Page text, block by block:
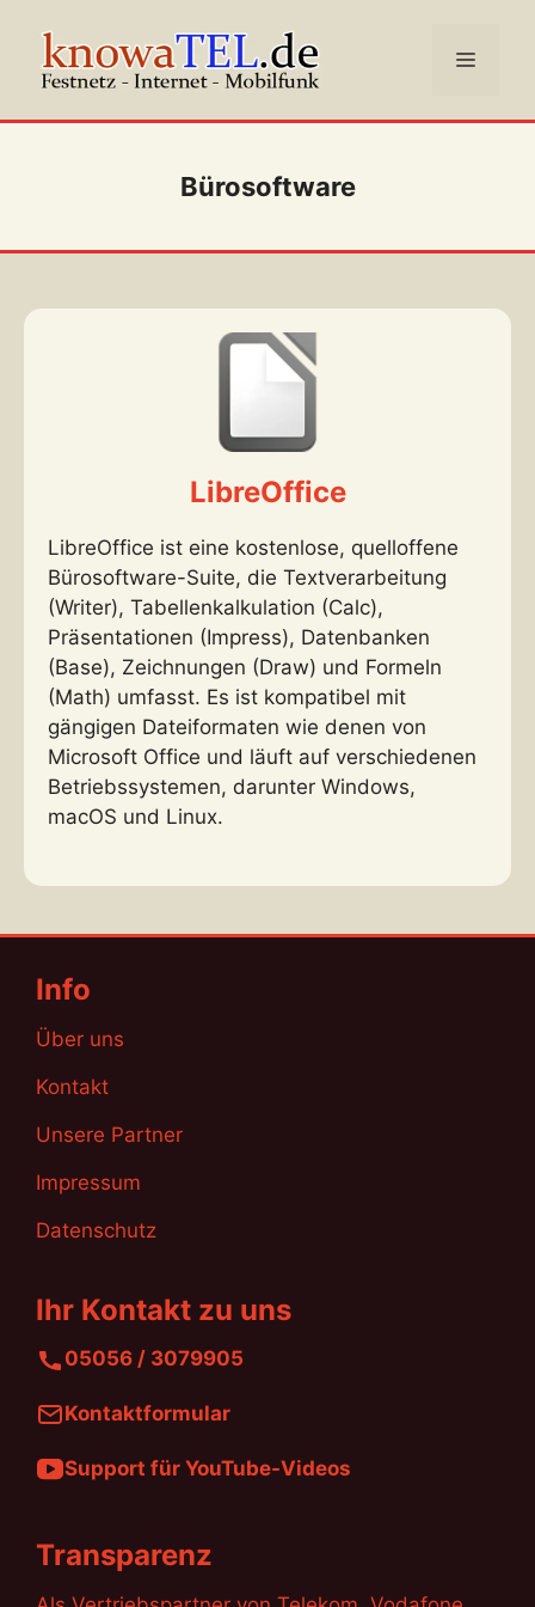
Inhalt
springen
Menü
Bürosoftware
LibreOffice
LibreOffice ist eine kostenlose, quelloffene
Bürosoftware-Suite, die Textverarbeitung
(Writer), Tabellenkalkulation (Calc),
Präsentationen (Impress), Datenbanken
(Base), Zeichnungen (Draw) und Formeln
(Math) umfasst. Es ist kompatibel mit
gängigen Dateiformaten wie denen von
Microsoft Office und läuft auf verschiedenen
Betriebssystemen, darunter Windows,
macOS und Linux.
Info
Über uns
Kontakt
Unsere Partner
Impressum
Datenschutz
Ihr Kontakt zu uns
05056 / 3079905
Kontaktformular
Support für YouTube-Videos
Transparenz